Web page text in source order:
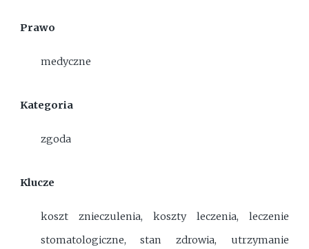
Prawo
medyczne
Kategoria
zgoda
Klucze
koszt znieczulenia, koszty leczenia, leczenie
stomatologiczne, stan zdrowia, utrzymanie